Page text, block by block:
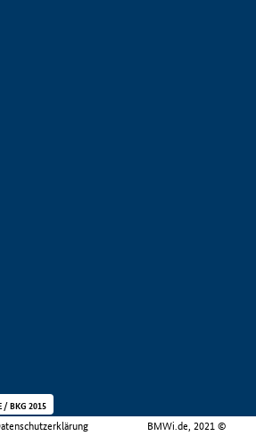
BMWi.de, 2021 ©
/ BKG 2015